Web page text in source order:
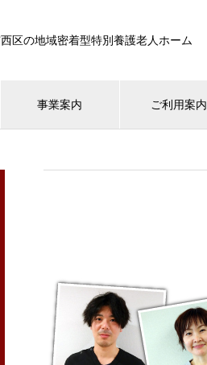
区の地域密着型特別養護老人ホーム
事業案内 ご利用案内